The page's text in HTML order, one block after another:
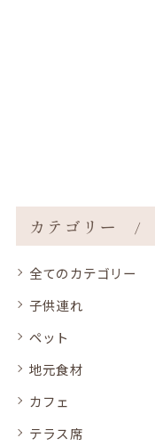
カテゴリー
全てのカテゴリー
子供連れ
ペット
地元食材
カフェ
テラス席